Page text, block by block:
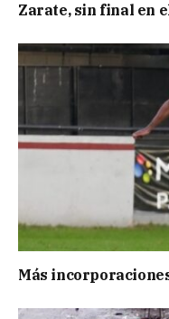
Zarate, sin final en
Más